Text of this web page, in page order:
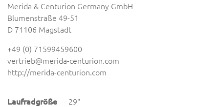
Merida & Centurion Germany GmbH
Blumenstraße 49-51
D 71106 Magstadt
+49 (0) 71599459600
vertrieb@merida-centurion.com
http://merida-centurion.com
Laufradgröße 29"